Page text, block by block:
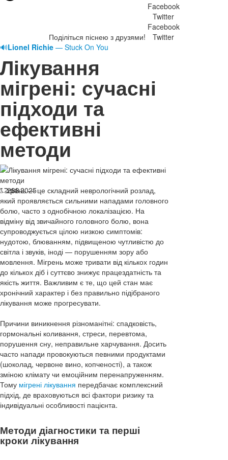
Поділіться піснею з друзями!
Facebook
Twitter
Facebook
Twitter
🔊Lionel Richie — Stuck On You
Лікування
мігрені: сучасні
підходи та
ефективні
методи
12.11.2025
233
Мігрень — це складний неврологічний розлад,
який проявляється сильними нападами головного
болю, часто з однобічною локалізацією. На
відміну від звичайного головного болю, вона
супроводжується цілою низкою симптомів:
нудотою, блюванням, підвищеною чутливістю до
світла і звуків, іноді — порушенням зору або
мовлення. Мігрень може тривати від кількох годин
до кількох діб і суттєво знижує працездатність та
якість життя. Важливим є те, що цей стан має
хронічний характер і без правильно підібраного
лікування може прогресувати.
Причини виникнення різноманітні: спадковість,
гормональні коливання, стреси, перевтома,
порушення сну, неправильне харчування. Досить
часто напади провокуються певними продуктами
(шоколад, червоне вино, копченості), а також
зміною клімату чи емоційним перенапруженням.
Тому мігрені лікування передбачає комплексний
підхід, де враховуються всі фактори ризику та
індивідуальні особливості пацієнта.
Методи діагностики та перші
кроки лікування